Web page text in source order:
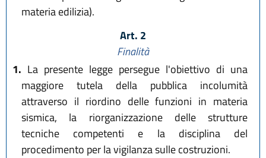
materia edilizia).
Art. 2
Finalità
1. La presente legge persegue l'obiettivo di una
maggiore tutela della pubblica incolumità
attraverso il riordino delle funzioni in materia
sismica, la riorganizzazione delle strutture
tecniche competenti e la disciplina del
procedimento per la vigilanza sulle costruzioni.